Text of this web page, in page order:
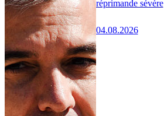
réprimande sévère
04.08.2026